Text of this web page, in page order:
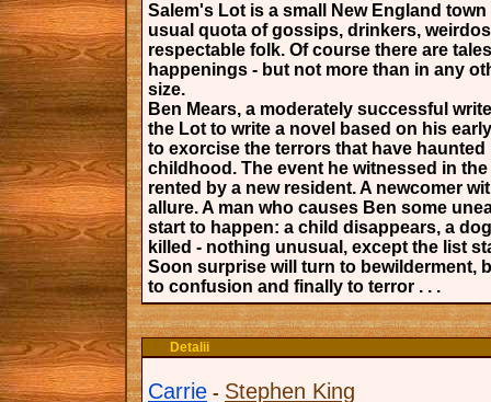
Salem's Lot is a small New England town
usual quota of gossips, drinkers,
respectable folk. Of course there are
happenings - but not more than in any
size.
Ben Mears, a moderately successful
the Lot to write a novel based on his
to exorcise the terrors that have haunted
childhood. The event he witnessed in
rented by a new resident. A newcomer
allure. A man who causes Ben some
start to happen: a child disappears, a
killed - nothing unusual, except the list
Soon surprise will turn to bewilderment,
to confusion and finally to terror . . .
Detalii
Carrie - Stephen King